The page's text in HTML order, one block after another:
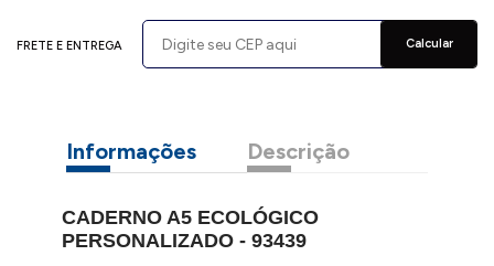
FRETE E ENTREGA Calcular
Informações Descrição
CADERNO A5 ECOLÓGICO
PERSONALIZADO - 93439